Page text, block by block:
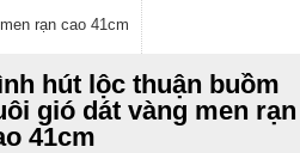
rạn cao 41cm
hút lộc thuận buồm
gió dát vàng men rạn
41cm